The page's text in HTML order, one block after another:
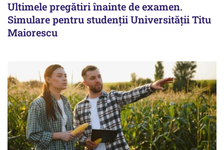
Ultimele pregătiri înainte de examen.
Simulare pentru studenții Universității Titu
Maiorescu